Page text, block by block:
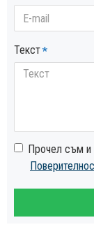
Текст
Прочел съм и